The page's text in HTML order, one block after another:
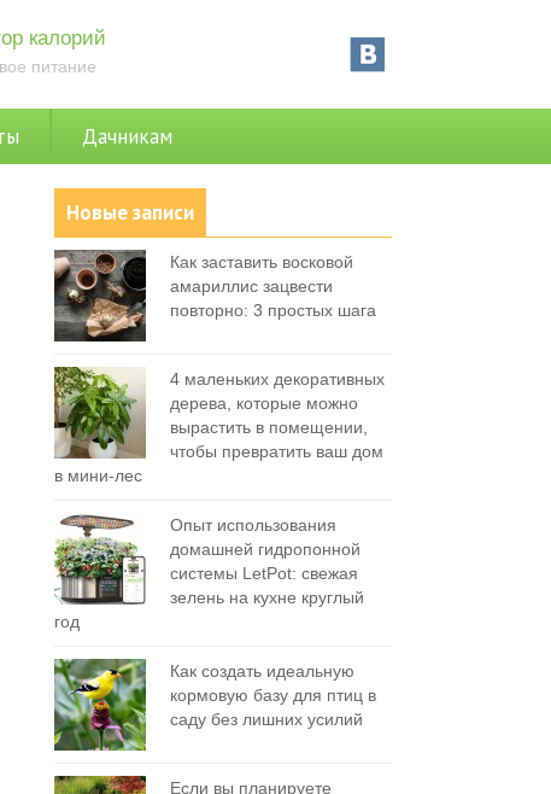
калорий
питание
Дачникам
Новые записи
Как заставить восковой
амариллис зацвести
повторно: 3 простых шага
4 маленьких декоративных
дерева, которые можно
вырастить в помещении,
чтобы превратить ваш дом
в мини-лес
Опыт использования
домашней гидропонной
системы LetPot: свежая
зелень на кухне круглый
год
Как создать идеальную
кормовую базу для птиц в
саду без лишних усилий
Если вы планируете